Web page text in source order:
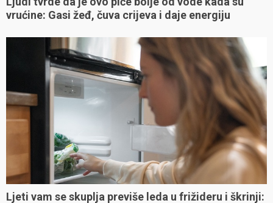
vrućine: Gasi žeđ, čuva crijeva i daje energiju
Ljeti vam se skuplja previše leda u frižideru i škrinji: